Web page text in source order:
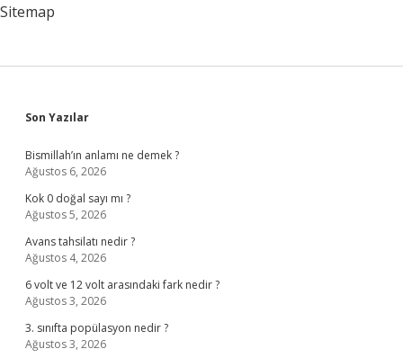
Sitemap
Sidebar
Son Yazılar
Bismillah’ın anlamı ne demek ?
Ağustos 6, 2026
Kok 0 doğal sayı mı ?
Ağustos 5, 2026
Avans tahsilatı nedir ?
Ağustos 4, 2026
6 volt ve 12 volt arasındaki fark nedir ?
Ağustos 3, 2026
3. sınıfta popülasyon nedir ?
Ağustos 3, 2026